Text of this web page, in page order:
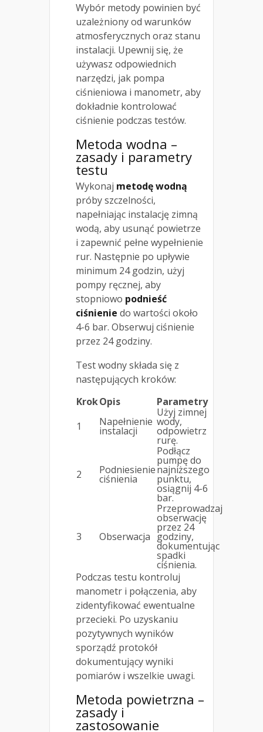
Wybór metody powinien być
uzależniony od warunków
atmosferycznych oraz stanu
instalacji. Upewnij się, że
używasz odpowiednich
narzędzi, jak pompa
ciśnieniowa i manometr, aby
dokładnie kontrolować
ciśnienie podczas testów.
Metoda wodna –
zasady i parametry
testu
Wykonaj metodę wodną
próby szczelności,
napełniając instalację zimną
wodą, aby usunąć powietrze
i zapewnić pełne wypełnienie
rur. Następnie po upływie
minimum 24 godzin, użyj
pompy ręcznej, aby
stopniowo podnieść
ciśnienie do wartości około
4-6 bar. Obserwuj ciśnienie
przez 24 godziny.
Test wodny składa się z
następujących kroków:
KrokOpis
Parametry
1
Napełnienie
instalacji
Użyj zimnej
wody,
odpowietrz
rurę.
2 Podniesienie
ciśnienia
Podłącz
pumpę do
najniższego
punktu,
osiągnij 4-6
bar.
3 Obserwacja
Przeprowadzaj
obserwację
przez 24
godziny,
dokumentując
spadki
ciśnienia.
Podczas testu kontroluj
manometr i połączenia, aby
zidentyfikować ewentualne
przecieki. Po uzyskaniu
pozytywnych wyników
sporządź protokół
dokumentujący wyniki
pomiarów i wszelkie uwagi.
Metoda powietrzna –
zasady i
zastosowanie